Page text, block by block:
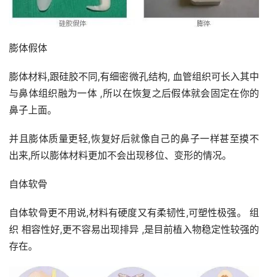
膨体假体
膨体材料,跟硅胶不同,有细密微孔结构, 血管组织可长入其中
与鼻体组织融为一体 ,所以在恢复之后假体就会固定在你的
鼻子上面。
并且膨体质量更轻,恢复好后就像自己的鼻子一样甚至摸不
出来,所以膨体材料更加不会出现移位、变形的情况。
自体软骨
自体软骨更不用说,材料有硬度又有柔韧性,可塑性极强。 组
织 相容性好,更不容易出现排异 ,是目前植入物稳定性较强的
存在。